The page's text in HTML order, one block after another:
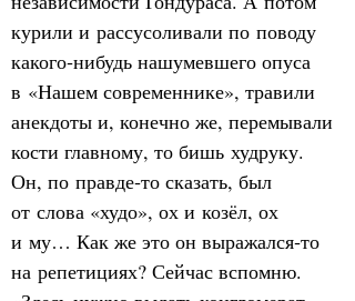
курили и рассусоливали по поводу
какого‑нибудь нашумевшего опуса
в «Нашем современнике», травили
анекдоты и, конечно же, перемывали
кости главному, то бишь худруку.
Он, по правде‑то сказать, был
от слова «худо», ох и козёл, ох
и му… Как же это он выражался‑то
на репетициях? Сейчас вспомню.